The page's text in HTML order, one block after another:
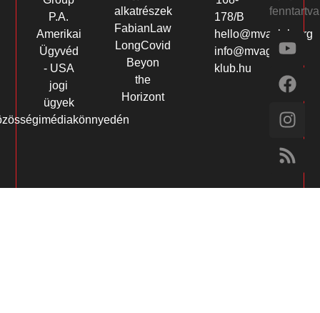
P.A.
Amerikai
Ügyvéd
- USA
jogi
ügyek
alkatrészek
FabianLaw
LongCovid
Beyon
the
Horizont
178/B
hello@mvaclub.org
info@mvagusta-
klub.hu